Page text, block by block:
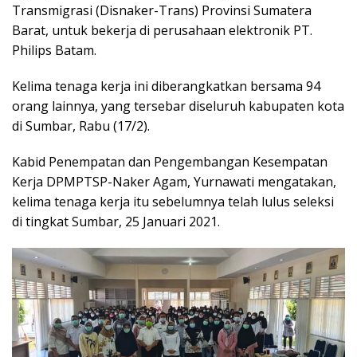
Transmigrasi (Disnaker-Trans) Provinsi Sumatera
Barat, untuk bekerja di perusahaan elektronik PT.
Philips Batam.
Kelima tenaga kerja ini diberangkatkan bersama 94
orang lainnya, yang tersebar diseluruh kabupaten kota
di Sumbar, Rabu (17/2).
Kabid Penempatan dan Pengembangan Kesempatan
Kerja DPMPTSP-Naker Agam, Yurnawati mengatakan,
kelima tenaga kerja itu sebelumnya telah lulus seleksi
di tingkat Sumbar, 25 Januari 2021.